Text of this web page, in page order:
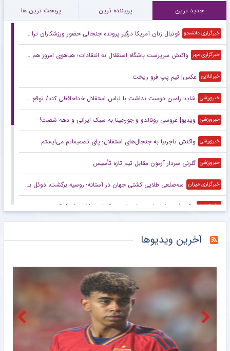
جدید ترین پربیننده ترین پربحث ترین ها
خبرگزاری دانشجو فوتبال زنان آمریکا درگیر پرونده جنجالی حضور ورزشکاران تراجنسیتی
خبرگزاری مهر واکنش سرپرست باشگاه استقلال به انتقادات؛ هیاهوی امروز هم می‌گذرد!
خبرانلاین عکس| تیم پپ فرو ریخت
خبرورزشی شاید رامین دوست نداشت با لباس استقلال خداحافظی کند/ توقع چندانی از این استقلال نداریم/ این پنجره بسته حاصل شوک‌های مدیریتی است
خبرورزشی ویدیو| عروسی رونالدو و جورجینا به سبک ایرانی و دهه شصت!
خبرورزشی واکنش تاجرنیا به جنجال‌های استقلال؛ پای تصمیماتم می‌ایستم
خبرورزشی گلزنی سردار آزمون مقابل تیم تازه تأسیس
خبرگزاری میزان سه‌ضلعی طلایی کشتی جهان در آستانه؛ روسیه برگشت، دوئل بزرگ ایران و آمریکا
مشرق نیوز عکس/ روزنامه‌های ورزشی امروز یک‌شنبه ۱۸ مرداد ۱۴۰۵
واکنش تند فیفا به تلاش‌ها برای برکناری اینفانتینو
تیم ملی زنان در انتظار فیفادی؛ دو بازی تدارکاتی و یک سؤال درباره نیمکت
خبرگزاری مهر پرسپولیس و نخستین چالش حقوقی برای «سرمربی» پیش از آغاز لیگ برتر
دنده عقب به سبک رامین رضاییان؛ پرسپولیس هم جزو گزینه‌هاست!
آخرین ویدیوها